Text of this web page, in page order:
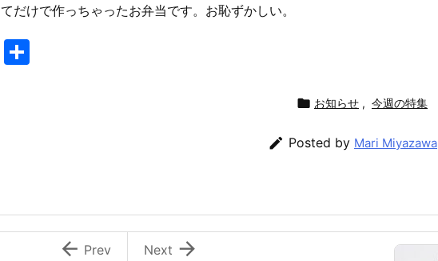
だけで作っちゃったお弁当です。お恥ずかしい。
E
 お知らせ , 今週の特集
 Posted by Mari Miyazawa

Next
 Prev